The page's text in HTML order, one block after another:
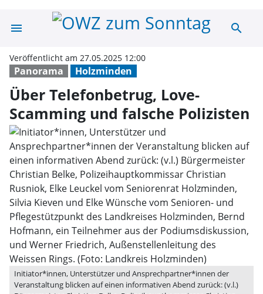
menu Über search
Panorama Holzminden
Veröffentlicht am 27.05.2025 12:00
Über Telefonbetrug, Love-
Scamming und falsche Polizisten
Initiator*innen, Unterstützer und Ansprechpartner*innen der
Veranstaltung blicken auf einen informativen Abend zurück: (v.l.)